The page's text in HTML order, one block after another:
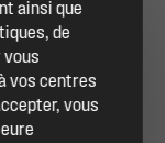
ainsi que
de
vous
vos centres
vous